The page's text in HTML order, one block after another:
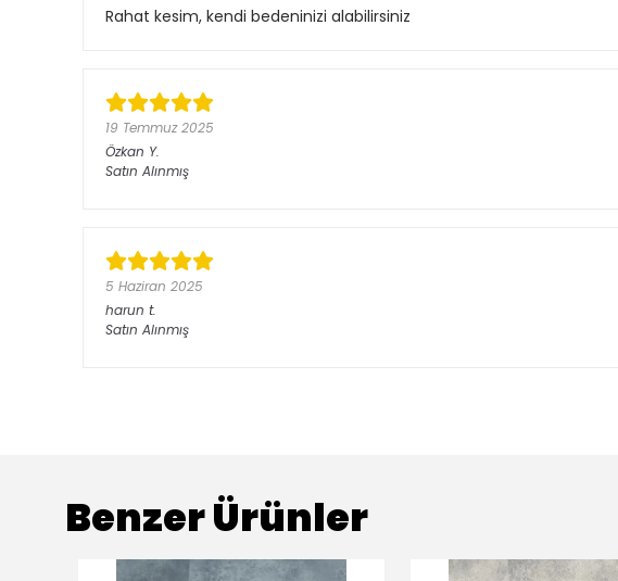
Rahat kesim, kendi bedeninizi alabilirsiniz
19 Temmuz 2025
Özkan Y.
Satın Alınmış
5 Haziran 2025
harun t.
Satın Alınmış
Benzer Ürünler